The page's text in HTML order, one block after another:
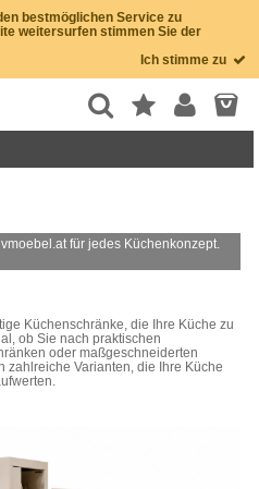
bestmöglichen Service zu
weitersurfen stimmen Sie der
Ich stimme zu
für jedes Küchenkonzept.
Küchenschränke, die Ihre Küche zu
ob Sie nach praktischen
oder maßgeschneiderten
zahlreiche Varianten, die Ihre Küche